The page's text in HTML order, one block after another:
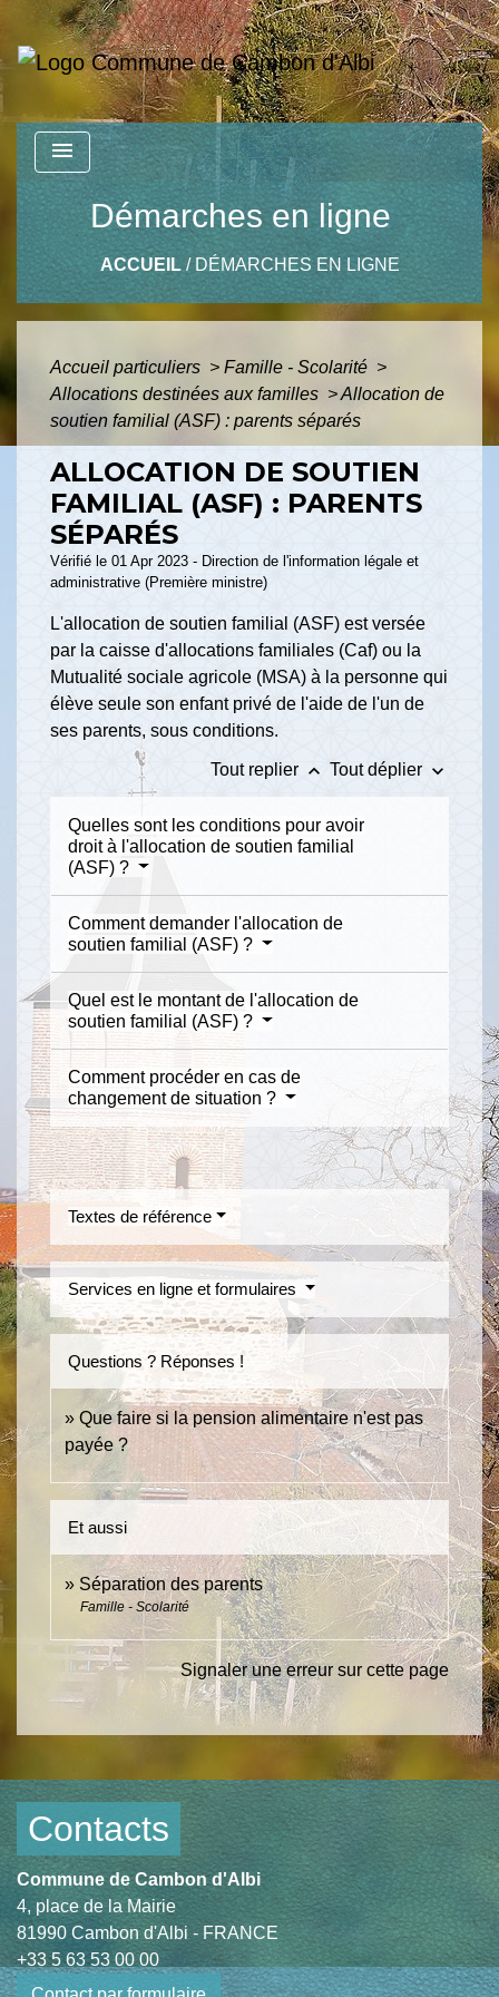
menu
Démarches en ligne
ACCUEIL/ DÉMARCHES EN LIGNE
Accueil particuliers > Famille - Scolarité >
Allocations destinées aux familles >Allocation de
soutien familial (ASF) : parents séparés
ALLOCATION DE SOUTIEN
FAMILIAL (ASF) : PARENTS
SÉPARÉS
Vérifié le 01 Apr 2023 - Direction de l'information légale et
administrative (Première ministre)
L'allocation de soutien familial (ASF) est versée
par la caisse d'allocations familiales (Caf) ou la
Mutualité sociale agricole (MSA) à la personne qui
élève seule son enfant privé de l'aide de l'un de
ses parents, sous conditions.
Tout replier keyboard_arrow_up Tout déplier keyboard_arrow_down
Quelles sont les conditions pour avoir
droit à l'allocation de soutien familial
(ASF) ?
Comment demander l'allocation de
soutien familial (ASF) ?
Quel est le montant de l'allocation de
soutien familial (ASF) ?
Comment procéder en cas de
changement de situation ?
Textes de référence
Services en ligne et formulaires
Questions ? Réponses !
Que faire si la pension alimentaire n'est pas
payée ?
Et aussi
Séparation des parents
Famille - Scolarité
Signaler une erreur sur cette page
Contacts
Commune de Cambon d'Albi
4, place de la Mairie
81990 Cambon d'Albi - FRANCE
+33 5 63 53 00 00